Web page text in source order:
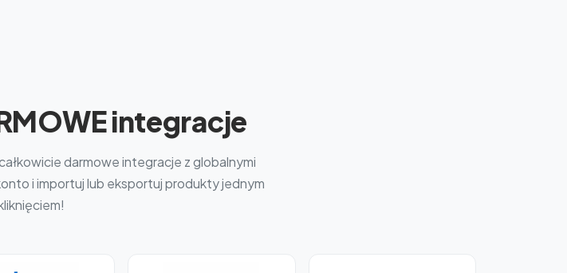
integracje
darmowe integracje z globalnymi
i importuj lub eksportuj produkty jednym